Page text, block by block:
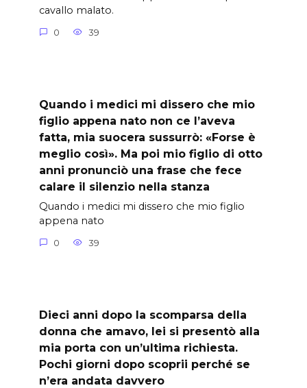
cavallo malato.
0 39
Quando i medici mi dissero che mio
figlio appena nato non ce l’aveva
fatta, mia suocera sussurrò: «Forse è
meglio così». Ma poi mio figlio di otto
anni pronunciò una frase che fece
calare il silenzio nella stanza
Quando i medici mi dissero che mio figlio
appena nato
0 39
Dieci anni dopo la scomparsa della
donna che amavo, lei si presentò alla
mia porta con un’ultima richiesta.
Pochi giorni dopo scoprii perché se
n’era andata davvero